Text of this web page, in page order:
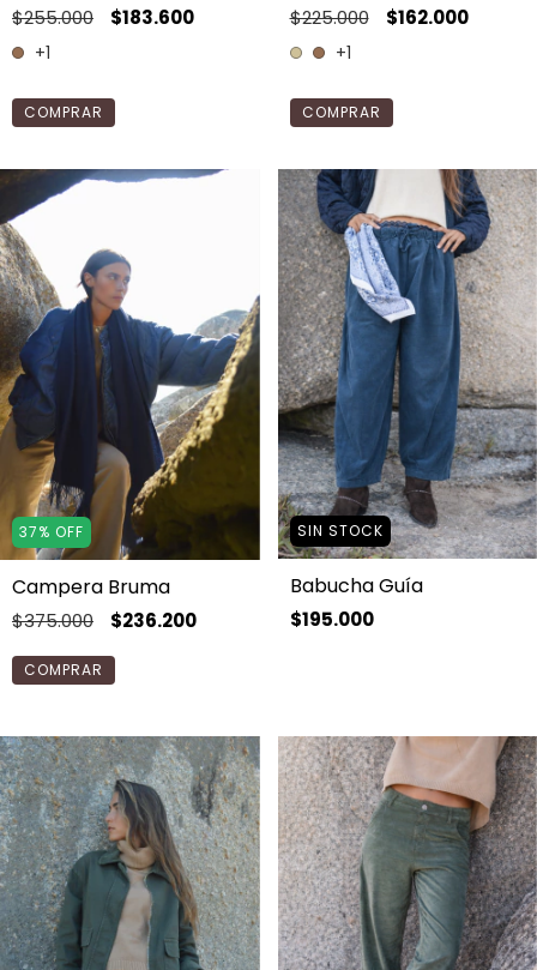
$255.000 $183.600
+1
COMPRAR
$225.000 $162.000
+1
COMPRAR
37% OFF
Campera Bruma
$375.000 $236.200
SIN STOCK
Babucha Guía
$195.000